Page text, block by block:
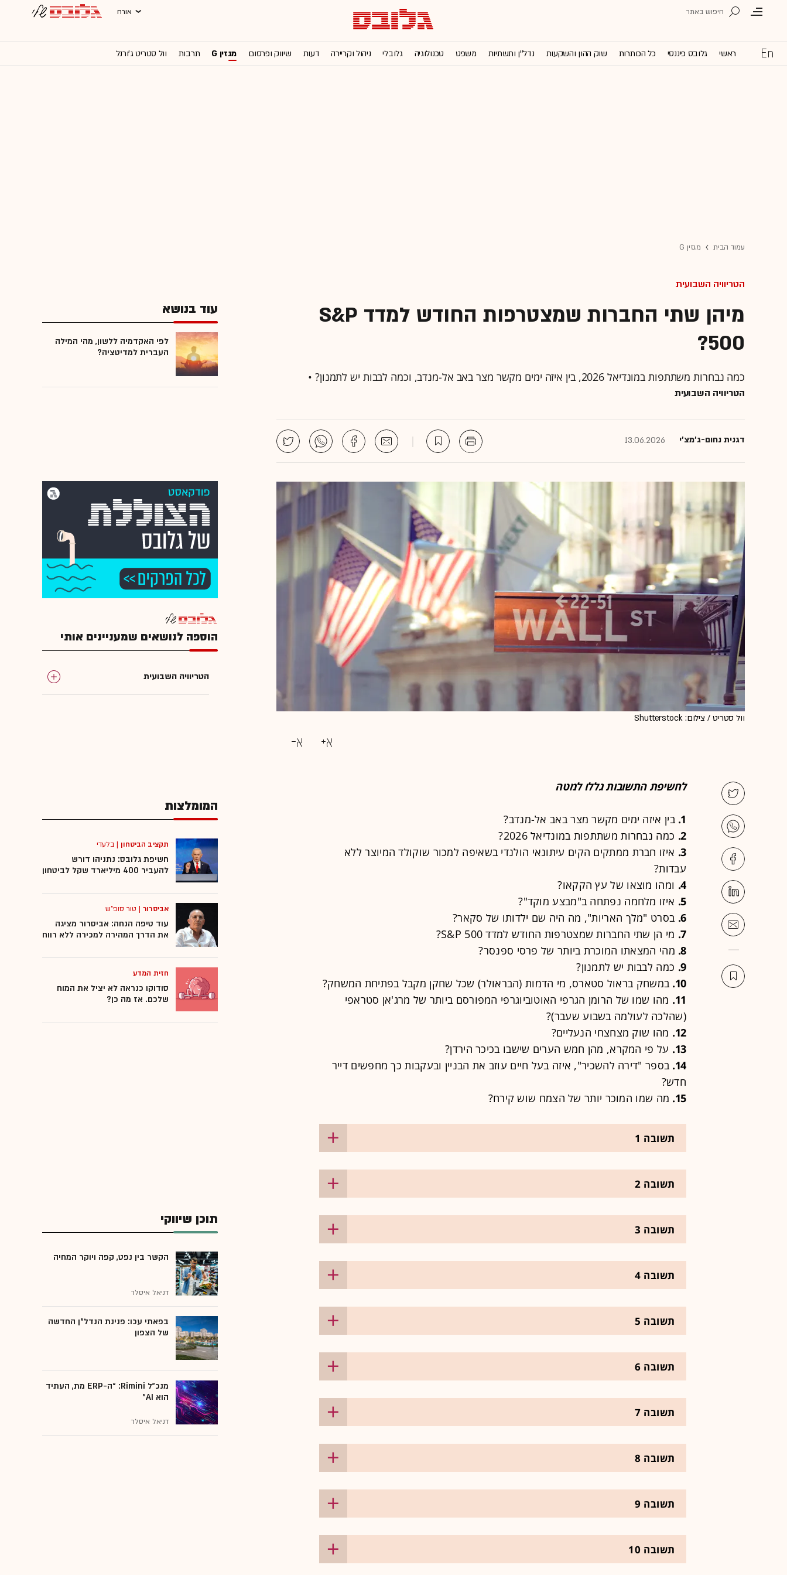
אורח
ראשי גלובס פיננסי כל הכותרות שוק ההון והשקעות נדל''ן ותשתיות משפט טכנולוגיה גלובלי ניהול וקריירה דעות שיווק ופרסום מגזין G תרבות וול סטריט ג'ורנל
עמוד הבית מגזין G
הטריוויה השבועית
מיהן שתי החברות שמצטרפות החודש למדד S&P
500?
כמה נבחרות משתתפות במונדיאל 2026, בין איזה ימים מקשר מצר באב אל-מנדב, וכמה לבבות יש לתמנון? •
הטריוויה השבועית
דגנית נחום-ג'מצ'י 13.06.2026
וול סטריט / צילום: Shutterstock
לחשיפת התשובות גללו למטה
1. בין איזה ימים מקשר מצר באב אל-מנדב?
2. כמה נבחרות משתתפות במונדיאל 2026?
3. איזו חברת ממתקים הקים עיתונאי הולנדי בשאיפה למכור שוקולד המיוצר ללא
עבדות?
4. ומהו מוצאו של עץ הקקאו?
5. איזו מלחמה נפתחה ב"מבצע מוקד"?
6. בסרט "מלך האריות", מה היה שם ילדותו של סקאר?
7. מי הן שתי החברות שמצטרפות החודש למדד S&P 500?
8. מהי המצאתו המוכרת ביותר של פרסי ספנסר?
9. כמה לבבות יש לתמנון?
10. במשחק בראול סטארס, מי הדמות (הבראולר) שכל שחקן מקבל בפתיחת המשחק?
11. מהו שמו של הרומן הגרפי האוטוביוגרפי המפורסם ביותר של מרג'אן סטראפי
(שהלכה לעולמה בשבוע שעבר)?
12. מהו שוק מצחצחי הנעליים?
13. על פי המקרא, מהן חמש הערים שישבו בכיכר הירדן?
14. בספר "דירה להשכיר", איזה בעל חיים עוזב את הבניין ובעקבות כך מחפשים דייר
חדש?
15. מה שמו המוכר יותר של הצמח שוש קירח?
תשובה 1
תשובה 2
תשובה 3
תשובה 4
תשובה 5
תשובה 6
תשובה 7
תשובה 8
תשובה 9
תשובה 10
עוד בנושא
לפי האקדמיה ללשון, מהי המילה
העברית למדיטציה?
הוספה לנושאים שמעניינים אותי
הטריוויה השבועית
המומלצות
תקציב הביטחון |בלעדי
חשיפת גלובס: נתניהו דורש
להעביר 400 מיליארד שקל לביטחון
אביסרור| טור סופ"ש
עוד טיפה הנחה: אביסרור מציגה
את הדרך המהירה למכירה ללא רווח
חזית המדע
סודוקו כנראה לא יציל את המוח
שלכם. אז מה כן?
תוכן שיווקי
הקשר בין נפט, קפה ויוקר המחיה
דניאל איסלר
בפאתי עכו: פנינת הנדל"ן החדשה
של הצפון
מנכ״ל Rimini: “ה-ERP מת, העתיד
הוא AI"
דניאל איסלר